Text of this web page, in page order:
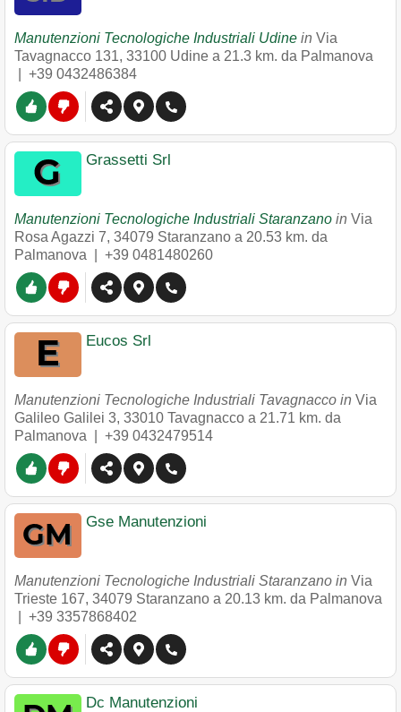
Manutenzioni Tecnologiche Industriali Udine in Via
Tavagnacco 131, 33100 Udine a 21.3 km. da Palmanova
+39 0432486384
Grassetti Srl
Manutenzioni Tecnologiche Industriali Staranzano in Via
Rosa Agazzi 7, 34079 Staranzano a 20.53 km. da
Palmanova | +39 0481480260
Eucos Srl
Manutenzioni Tecnologiche Industriali Tavagnacco in Via
Galileo Galilei 3, 33010 Tavagnacco a 21.71 km. da
Palmanova | +39 0432479514
Gse Manutenzioni
Manutenzioni Tecnologiche Industriali Staranzano in Via
Trieste 167, 34079 Staranzano a 20.13 km. da Palmanova
+39 3357868402
Dc Manutenzioni